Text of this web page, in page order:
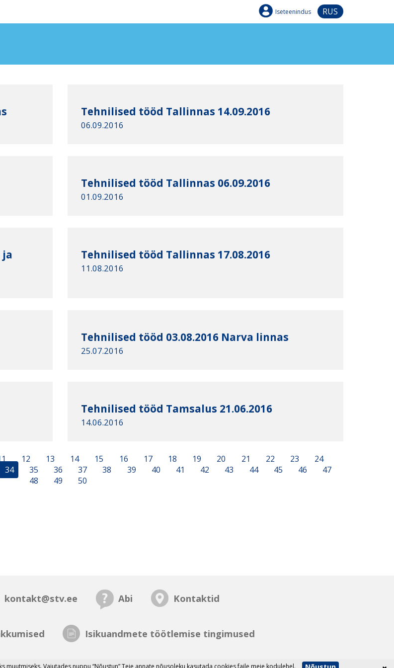
Iseteenindus RUS
Tehnilised tööd Tallinnas 14.09.2016
06.09.2016
Tehnilised tööd Tallinnas 06.09.2016
01.09.2016
ja Tehnilised tööd Tallinnas 17.08.2016
11.08.2016
Tehnilised tööd 03.08.2016 Narva linnas
25.07.2016
Tehnilised tööd Tamsalus 21.06.2016
14.06.2016
12 13 14 15 16 17 18 19 20 21 22 23
24
34 35 36 37 38 39 40 41 42 43 44 45 46
47
48
49 50
kontakt@stv.ee Abi Kontaktid
Isikuandmete töötlemise tingimused